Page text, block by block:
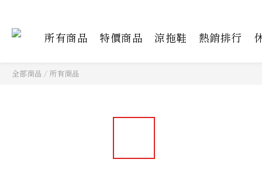
所有商品 特價商品 涼拖鞋 熱銷排行
全部商品 / 所有商品